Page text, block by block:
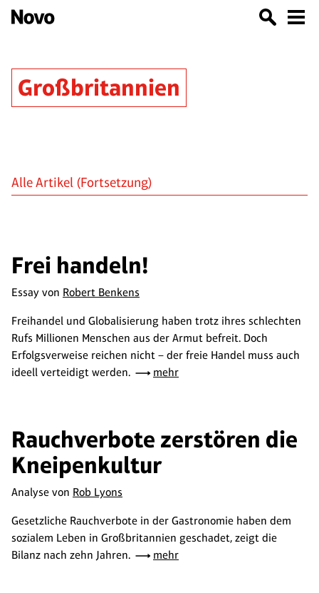
Großbritannien
Alle Artikel (Fortsetzung)
Frei handeln!
Essay von Robert Benkens
Freihandel und Globalisierung haben trotz ihres schlechten
Rufs Millionen Menschen aus der Armut befreit. Doch
Erfolgsverweise reichen nicht – der freie Handel muss auch
ideell verteidigt werden.
mehr
Rauchverbote zerstören die
Kneipenkultur
Analyse von Rob Lyons
Gesetzliche Rauchverbote in der Gastronomie haben dem
sozialem Leben in Großbritannien geschadet, zeigt die
Bilanz nach zehn Jahren.
mehr